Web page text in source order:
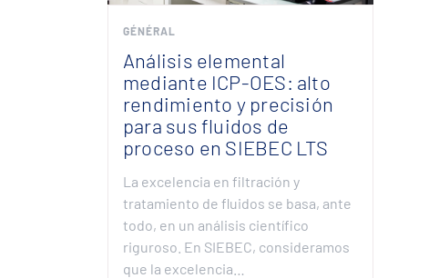
GÉNÉRAL
Análisis elemental
mediante ICP-OES: alto
rendimiento y precisión
para sus fluidos de
proceso en SIEBEC LTS
La excelencia en filtración y
tratamiento de fluidos se basa, ante
todo, en un análisis científico
riguroso. En SIEBEC, consideramos
que la excelencia…